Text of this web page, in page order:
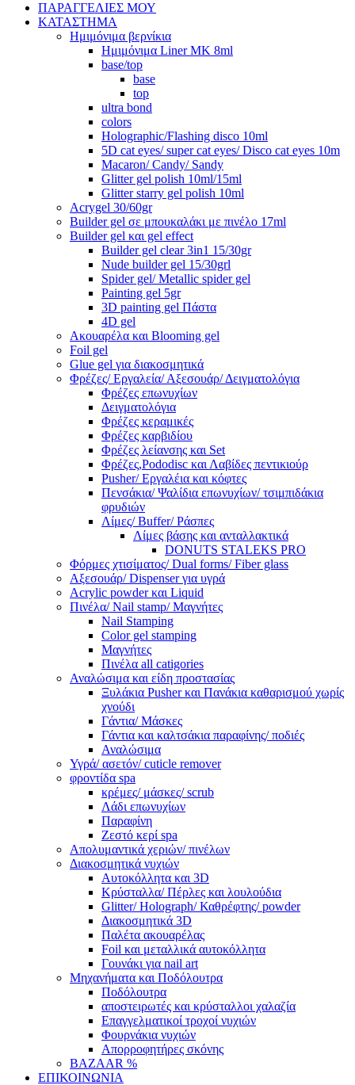
ΠΑΡΑΓΓΕΛΙΕΣ ΜΟΥ
ΚΑΤΑΣΤΗΜΑ
Ημιμόνιμα βερνίκια
Ημιμόνιμα Liner ΜΚ 8ml
base/top
base
top
ultra bond
colors
Holographic/Flashing disco 10ml
5D cat eyes/ super cat eyes/ Disco cat eyes 10m
Macaron/ Candy/ Sandy
Glitter gel polish 10ml/15ml
Glitter starry gel polish 10ml
Acrygel 30/60gr
Builder gel σε μπουκαλάκι με πινέλο 17ml
Builder gel και gel effect
Builder gel clear 3in1 15/30gr
Nude builder gel 15/30grl
Spider gel/ Metallic spider gel
Painting gel 5gr
3D painting gel Πάστα
4D gel
Ακουαρέλα και Blooming gel
Foil gel
Glue gel για διακοσμητικά
Φρέζες/ Εργαλεία/ Αξεσουάρ/ Δειγματολόγια
Φρέζες επωνυχίων
Δειγματολόγια
Φρέζες κεραμικές
Φρέζες καρβιδίου
Φρέζες λείανσης και Set
Φρέζες,Pododisc και Λαβίδες πεντικιούρ
Pusher/ Εργαλέια και κόφτες
Πενσάκια/ Ψαλίδια επωνυχίων/ τσιμπιδάκια
φρυδιών
Λίμες/ Buffer/ Ράσπες
Λίμες βάσης και ανταλλακτικά
DONUTS STALEKS PRO
Φόρμες χτισίματος/ Dual forms/ Fiber glass
Αξεσουάρ/ Dispenser για υγρά
Acrylic powder και Liquid
Πινέλα/ Nail stamp/ Μαγνήτες
Nail Stamping
Color gel stamping
Μαγνήτες
Πινέλα all catigories
Αναλώσιμα και είδη προστασίας
Ξυλάκια Pusher και Πανάκια καθαρισμού χωρίς
χνούδι
Γάντια/ Μάσκες
Γάντια και καλτσάκια παραφίνης/ ποδιές
Αναλώσιμα
Υγρά/ ασετόν/ cuticle remover
φροντίδα spa
κρέμες/ μάσκες/ scrub
Λάδι επωνυχίων
Παραφίνη
Ζεστό κερί spa
Απολυμαντικά χεριών/ πινέλων
Διακοσμητικά νυχιών
Αυτοκόλλητα και 3D
Κρύσταλλα/ Πέρλες και λουλούδια
Glitter/ Holograph/ Καθρέφτης/ powder
Διακοσμητικά 3D
Παλέτα ακουαρέλας
Foil και μεταλλικά αυτοκόλλητα
Γουνάκι για nail art
Μηχανήματα και Ποδόλουτρα
Ποδόλουτρα
αποστειρωτές και κρύσταλλοι χαλαζία
Επαγγελματικοί τροχοί νυχιών
Φουρνάκια νυχιών
Απορροφητήρες σκόνης
BAZAAR %
ΕΠΙΚΟΙΝΩΝΙΑ